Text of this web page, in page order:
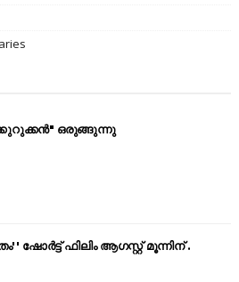
ഒരുങ്ങുന്നു
ഷോർട്ട് ഫിലിം ആഗസ്റ്റ് മൂന്നിന് .